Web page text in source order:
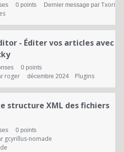
0 points Dernier message par Txori
- Éditer vos articles avec
0 points
roger décembre 2024 Plugins
structure XML des fichiers
0 points
gcyrillus-nomade